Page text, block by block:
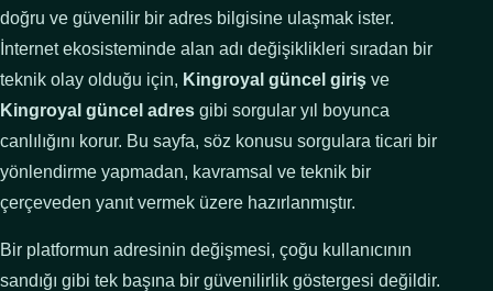
doğru ve güvenilir bir adres bilgisine ulaşmak ister.
İnternet ekosisteminde alan adı değişiklikleri sıradan bir
teknik olay olduğu için, Kingroyal güncel giriş ve
Kingroyal güncel adres gibi sorgular yıl boyunca
canlılığını korur. Bu sayfa, söz konusu sorgulara ticari bir
yönlendirme yapmadan, kavramsal ve teknik bir
çerçeveden yanıt vermek üzere hazırlanmıştır.
Bir platformun adresinin değişmesi, çoğu kullanıcının
sandığı gibi tek başına bir güvenilirlik göstergesi değildir.